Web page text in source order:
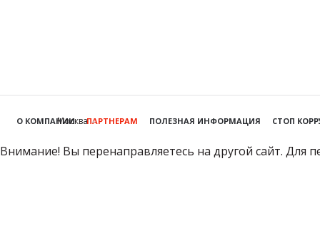
Москва
О КОМПАНИИ ПАРТНЕРАМ ПОЛЕЗНАЯ ИНФОРМАЦИЯ СТОП
Внимание! Вы перенаправляетесь на другой сайт. Для